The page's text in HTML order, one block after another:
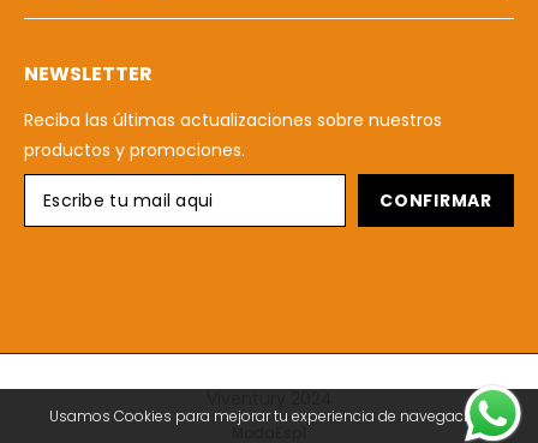
NEWSLETTER
Reciba las últimas actualizaciones sobre nuestros
productos y promociones.
CONFIRMAR
Usamos Cookies para mejorar tu experiencia de navegación.